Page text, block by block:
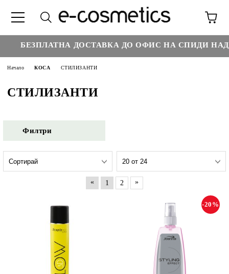
БЕЗПЛАТНА ДОСТАВКА ДО ОФИС НА СПИДИ НАД :
Начало КОСА СТИЛИЗАНТИ
СТИЛИЗАНТИ
Филтри
« 1 2 »
-20%